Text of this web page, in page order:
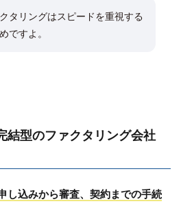
タリングはスピードを重視する
ですよ。
型のファクタリング会社
し込みから審査、契約までの手続